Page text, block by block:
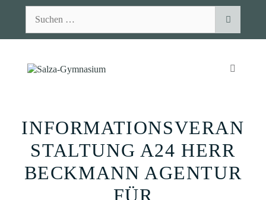
nach:
INFORMATIONSVERAN
STALTUNG A24 HERR
BECKMANN AGENTUR
FÜR